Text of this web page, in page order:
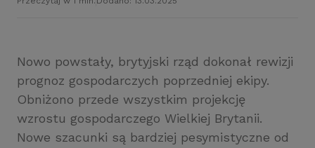
Nowo powstały, brytyjski rząd dokonał rewizji
prognoz gospodarczych poprzedniej ekipy.
Obniżono przede wszystkim projekcję
wzrostu gospodarczego Wielkiej Brytanii.
Nowe szacunki są bardziej pesymistyczne od